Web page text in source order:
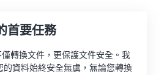
首要任務
轉換文件，更保護文件安全。我
資料始終安全無虞，無論您轉換